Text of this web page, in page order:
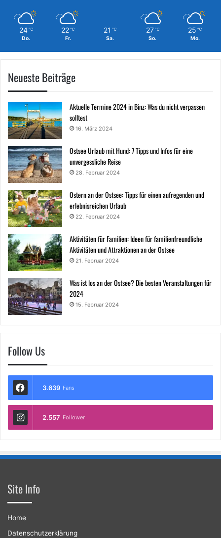
24 ℃
Do.
22 ℃
Fr.
21 ℃
Sa.
27 ℃
So.
25 ℃
Mo.
Neueste Beiträge
Aktuelle Termine 2024 in Binz: Was du nicht verpassen
solltest
16. März 2024
Ostsee Urlaub mit Hund: 7 Tipps und Infos für eine
unvergessliche Reise
28. Februar 2024
Ostern an der Ostsee: Tipps für einen aufregenden und
erlebnisreichen Urlaub
22. Februar 2024
Aktivitäten für Familien: Ideen für familienfreundliche
Aktivitäten und Attraktionen an der Ostsee
21. Februar 2024
Was ist los an der Ostsee? Die besten Veranstaltungen für
2024
15. Februar 2024
Follow Us
3.639 Fans
2.557 Follower
Site Info
Home
Datenschutzerklärung